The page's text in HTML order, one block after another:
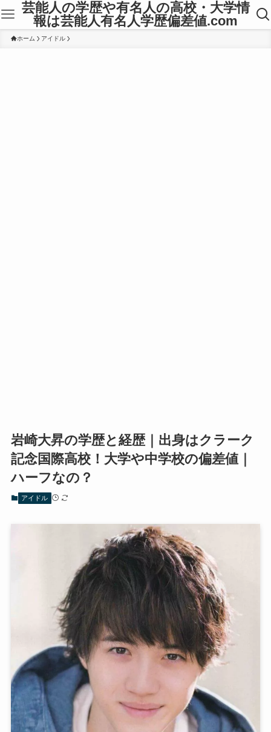
芸能人の学歴や有名人の高校・大学情
報は芸能人有名人学歴偏差値.com
ホーム アイドル
岩崎大昇の学歴と経歴｜出身はクラーク
記念国際高校！大学や中学校の偏差値｜
ハーフなの？
アイドル